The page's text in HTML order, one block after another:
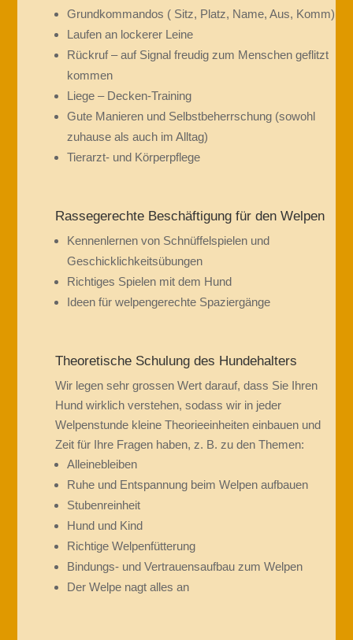
Grundkommandos ( Sitz, Platz, Name, Aus, Komm)
Laufen an lockerer Leine
Rückruf – auf Signal freudig zum Menschen geflitzt
kommen
Liege – Decken-Training
Gute Manieren und Selbstbeherrschung (sowohl
zuhause als auch im Alltag)
Tierarzt- und Körperpflege
Rassegerechte Beschäftigung für den Welpen
Kennenlernen von Schnüffelspielen und
Geschicklichkeitsübungen
Richtiges Spielen mit dem Hund
Ideen für welpengerechte Spaziergänge
Theoretische Schulung des Hundehalters
Wir legen sehr grossen Wert darauf, dass Sie Ihren
Hund wirklich verstehen, sodass wir in jeder
Welpenstunde kleine Theorieeinheiten einbauen und
Zeit für Ihre Fragen haben, z. B. zu den Themen:
Alleinebleiben
Ruhe und Entspannung beim Welpen aufbauen
Stubenreinheit
Hund und Kind
Richtige Welpenfütterung
Bindungs- und Vertrauensaufbau zum Welpen
Der Welpe nagt alles an